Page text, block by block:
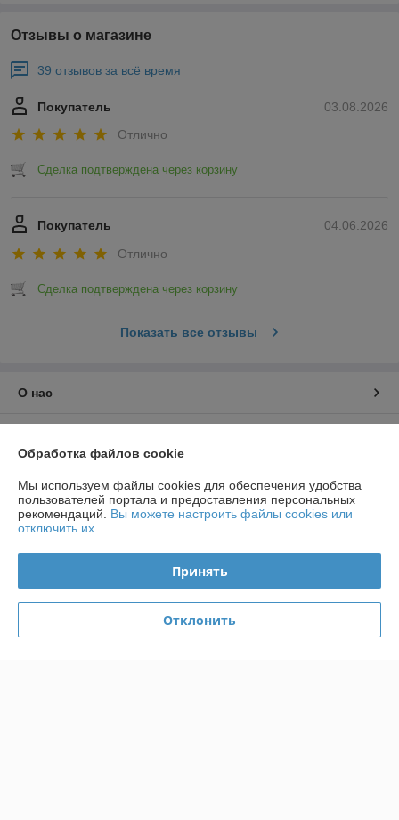
Отзывы о магазине
39 отзывов за всё время
03.08.2026
Покупатель
Отлично
Сделка подтверждена через корзину
04.06.2026
Покупатель
Отлично
Сделка подтверждена через корзину
Показать все отзывы
О нас
График работы
Полная версия сайта
Политика обработки cookies
Обработка файлов cookie
Мы используем файлы cookies для обеспечения удобства
пользователей портала и предоставления персональных
рекомендаций. Вы можете настроить файлы cookies или
отключить их.
Принять
Отклонить